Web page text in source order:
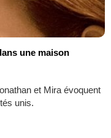
une maison
et Mira évoquent
unis.